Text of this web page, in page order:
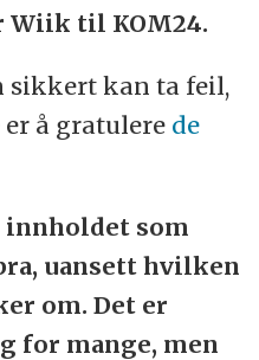
Wiik til KOM24.
sikkert kan ta feil,
å gratulere de
innholdet som
uansett hvilken
om. Det er
for mange, men